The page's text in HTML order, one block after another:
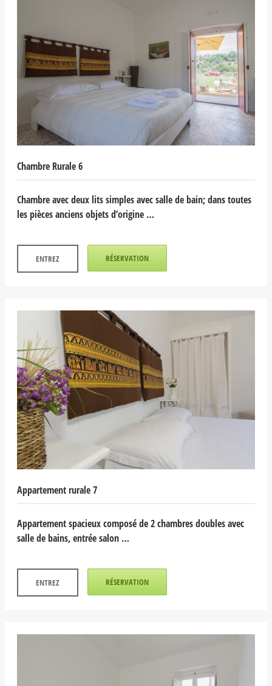
Chambre Rurale 6
Chambre avec deux lits simples avec salle de bain; dans toutes
les pièces anciens objets d’origine …
ENTREZ RÉSERVATION
Appartement rurale 7
Appartement spacieux composé de 2 chambres doubles avec
salle de bains, entrée salon …
ENTREZ RÉSERVATION